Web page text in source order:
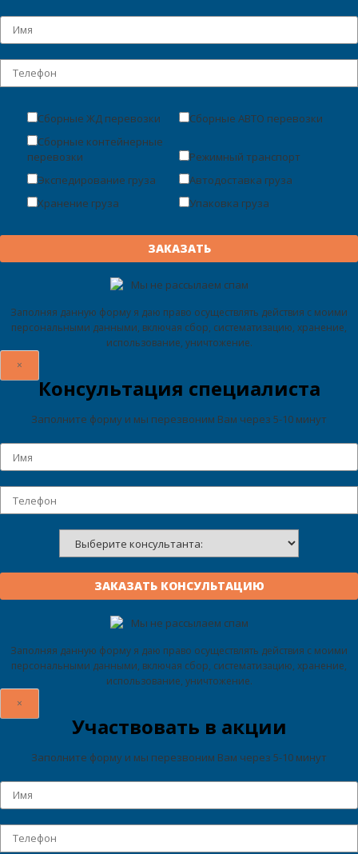
Сборные ЖД перевозки
Сборные АВТО перевозки
Сборные контейнерные
перевозки
Режимный транспорт
Экспедирование груза
Автодоставка груза
Хранение груза
Упаковка груза
Мы не рассылаем спам
Заполняя данную форму я даю право осуществлять действия с моими
персональными данными, включая сбор, систематизацию, хранение,
использование, уничтожение.
×
Консультация специалиста
Заполните форму и мы перезвоним Вам через 5-10 минут
Мы не рассылаем спам
Заполняя данную форму я даю право осуществлять действия с моими
персональными данными, включая сбор, систематизацию, хранение,
использование, уничтожение.
×
Участвовать в акции
Заполните форму и мы перезвоним Вам через 5-10 минут